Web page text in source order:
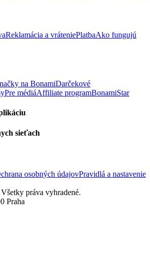
Reklamácia a vráteniePlatbaAko fungujú
na BonamiDarčekové
Pre médiáAffiliate programBonamiStar
sieťach
osobných údajovPravidlá a nastavenie
práva vyhradené.
Praha